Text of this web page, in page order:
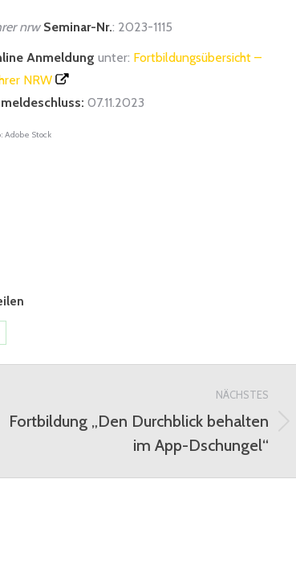
nrw Seminar-Nr.: 2023-1115
Anmeldung unter: Fortbildungsübersicht –
NRW
07.11.2023
Adobe Stock
NÄCHSTES
Fortbildung „Den Durchblick behalten
im App-Dschungel“